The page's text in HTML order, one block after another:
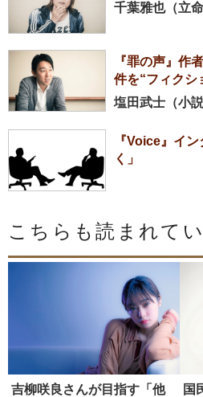
千葉雅也（立
『罪の声』作
件を“フィクシ
塩田武士（小説
『Voice』イ
く」
こちらも読まれて
吉柳咲良さんが目指す「他 国